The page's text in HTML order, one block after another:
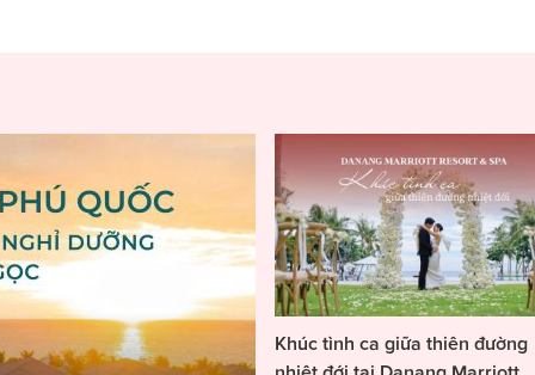
Khúc tình ca giữa thiên đường